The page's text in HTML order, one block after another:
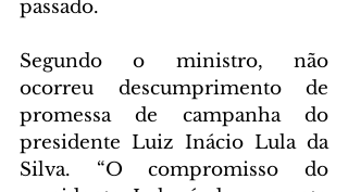
passado.
Segundo o ministro, não
ocorreu descumprimento de
promessa de campanha do
presidente Luiz Inácio Lula da
Silva. “O compromisso do